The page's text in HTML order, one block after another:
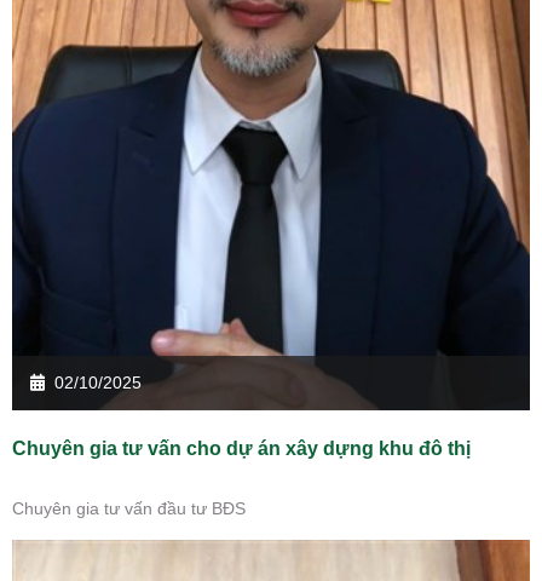
02/10/2025
Chuyên gia tư vấn cho dự án xây dựng khu đô thị
Chuyên gia tư vấn đầu tư BĐS